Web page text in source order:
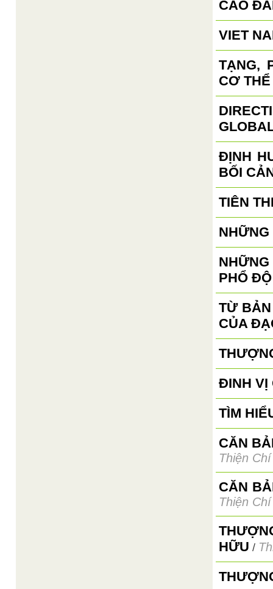
CAO
VIET
TẠNG,
CƠ
ĐỊNH
BỐI
TIÊN
PHỔ ĐỘ
TỪ
CỦA
ĐINH VỊ
TÌM
CĂN
Thiện Chí
CĂN
Thiện Chí
HỮU /